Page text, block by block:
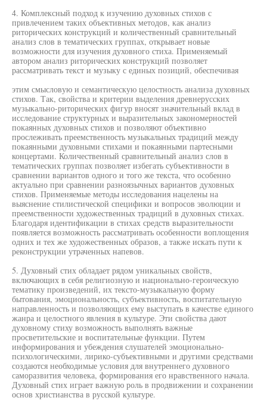
4. Комплексный подход к изучению духовных стихов с
привлечением таких объективных методов, как анализ
риторических конструкций и количественный сравнительный
анализ слов в тематических группах, открывает новые
возможности для изучения духовного стиха. Применяемый
автором анализ риторических конструкций позволяет
рассматривать текст и музыку с единых позиций, обеспечивая
этим смысловую и семантическую целостность анализа духовных
стихов. Так, свойства и критерии выделения древнерусских
музыкально-риторических фигур вносят значительный вклад в
исследование структурных и выразительных закономерностей
покаянных духовных стихов и позволяют объективно
прослеживать преемственность музыкальных традиций между
покаянными духовными стихами и покаянными партесными
концертами. Количественный сравнительный анализ слов в
тематических группах позволяет избегать субъективности в
сравнении вариантов одного и того же текста, что особенно
актуально при сравнении разноязычных вариантов духовных
стихов. Применяемые методы исследования нацелены на
выяснение стилистической специфики и вопросов эволюции и
преемственности художественных традиций в духовных стихах.
Благодаря идентификации в стихах средств выразительности
появляется возможность рассматривать особенности воплощения
одних и тех же художественных образов, а также искать пути к
реконструкции утраченных напевов.
5. Духовный стих обладает рядом уникальных свойств,
включающих в себя религиозную и национально-героическую
тематику произведений, их тексто-музыкальную форму
бытования, эмоциональность, субъективность, воспитательную
направленность и позволяющих ему выступать в качестве единого
жанра и целостного явления в культуре. Эти свойства дают
духовному стиху возможность выполнять важные
просветительские и воспитательные функции. Путем
информирования и убеждения слушателей эмоционально-
психологическими, лирико-субъективными и другими средствами
создаются необходимые условия для внутреннего духовного
саморазвития человека, формирования его нравственного начала.
Духовный стих играет важную роль в продвижении и сохранении
основ христианства в русской культуре.